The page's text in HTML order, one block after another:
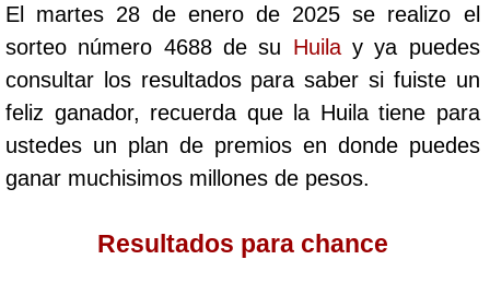
Cafeterito Noche
Caribeña Día
Caribeña Noche
El martes 28 de enero de 2025 se realizo el
sorteo número 4688 de su Huilay ya puedes
consultar los resultados para saber si fuiste un
feliz ganador, recuerda que la Huila tiene para
ustedes un plan de premios en donde puedes
ganar muchisimos millones de pesos.
Resultados para chance